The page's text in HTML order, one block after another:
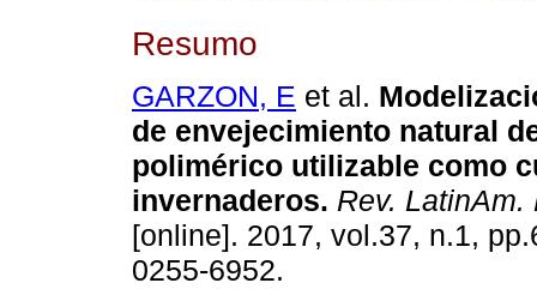
Resumo
GARZON, E et al.
de envejecimiento natural
polimérico utilizable como
invernaderos. Rev. LatinAm.
[online]. 2017, vol.37, n.1,
0255-6952.